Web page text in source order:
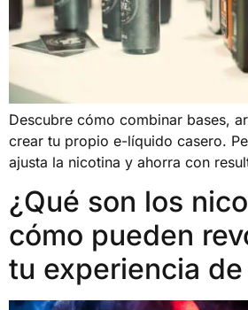
Descubre cómo combinar bases,
crear tu propio e-líquido casero.
ajusta la nicotina y ahorra con
¿Qué son los
cómo pueden
tu experiencia